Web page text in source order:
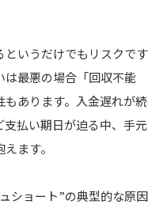
いうだけでもリスクです
最悪の場合「回収不能
もあります。入金遅れが続
支払い期日が迫る中、手元
ます。
ショート”の典型的な原因